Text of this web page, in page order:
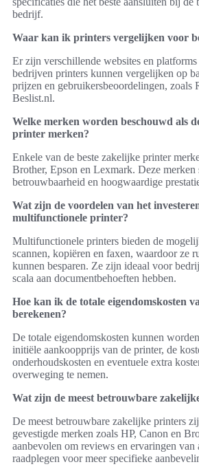
bedrijf.
Waar kan ik printers vergelijken voor
Er zijn verschillende websites en
bedrijven printers kunnen vergelijken op
prijzen en gebruikersbeoordelingen, zoals
Beslist.nl.
Welke merken worden beschouwd als
printer merken?
Enkele van de beste zakelijke printer
Brother, Epson en Lexmark. Deze merken
betrouwbaarheid en hoogwaardige
Wat zijn de voordelen van het
multifunctionele printer?
Multifunctionele printers bieden de
scannen, kopiëren en faxen, waardoor ze
kunnen besparen. Ze zijn ideaal voor
scala aan documentbehoeften hebben.
Hoe kan ik de totale eigendomskosten
berekenen?
De totale eigendomskosten kunnen
initiële aankoopprijs van de printer, de
onderhoudskosten en eventuele extra
overweging te nemen.
Wat zijn de meest betrouwbare
De meest betrouwbare zakelijke printers
gevestigde merken zoals HP, Canon en
aanbevolen om reviews en ervaringen van
raadplegen voor meer specifieke